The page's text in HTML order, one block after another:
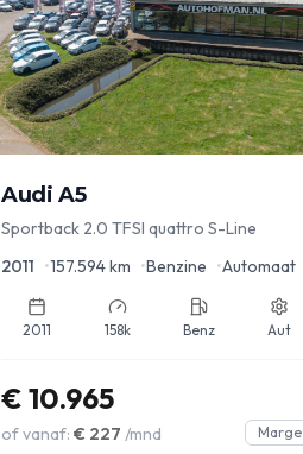
Audi A5
Sportback 2.0 TFSI quattro S-Line
2011 •157.594km •Benzine •Automaat
2011 158k Benz Aut
€ 10.965
of vanaf: € 227 /mnd Marge